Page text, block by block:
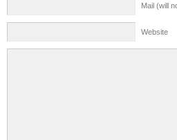
Mail (will
Website